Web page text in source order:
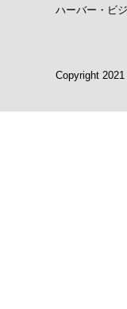
ハーバー・ビ
Copyright